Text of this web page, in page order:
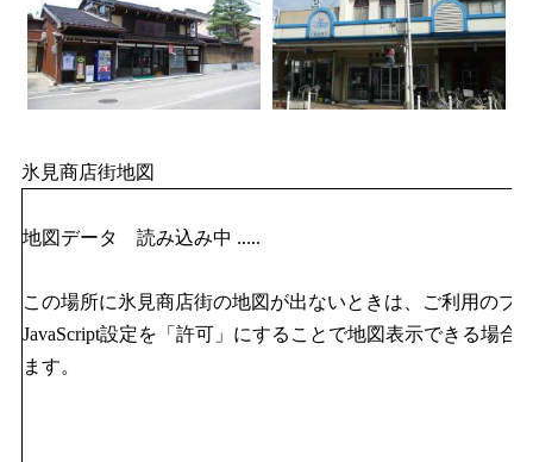
氷見商店街地図
地図データ 読み込み中 .....
この場所に氷見商店街の地図が出ないときは、ご利用のブ
JavaScript設定を「許可」にすることで地図表示できる場合
ます。